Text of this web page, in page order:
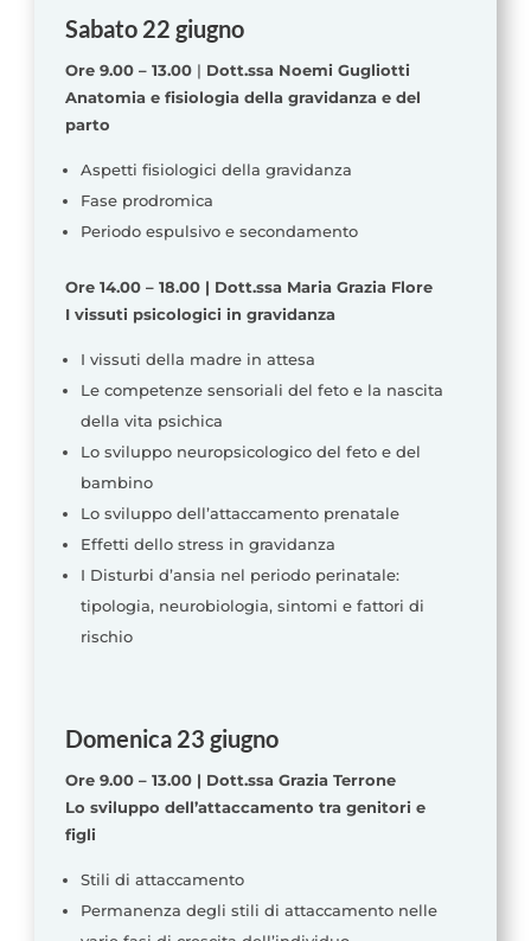
Sabato 22 giugno
Ore 9.00 – 13.00| Dott.ssa Noemi Gugliotti
Anatomia e fisiologia della gravidanza e del
parto
Aspetti fisiologici della gravidanza
Fase prodromica
Periodo espulsivo e secondamento
Ore 14.00 – 18.00 | Dott.ssa Maria Grazia Flore
I vissuti psicologici in gravidanza
I vissuti della madre in attesa
Le competenze sensoriali del feto e la nascita
della vita psichica
Lo sviluppo neuropsicologico del feto e del
bambino
Lo sviluppo dell’attaccamento prenatale
Effetti dello stress in gravidanza
I Disturbi d’ansia nel periodo perinatale:
tipologia, neurobiologia, sintomi e fattori di
rischio
Domenica 23 giugno
Ore 9.00 – 13.00 | Dott.ssa Grazia Terrone
Lo sviluppo dell’attaccamento tra genitori e
figli
Stili di attaccamento
Permanenza degli stili di attaccamento nelle